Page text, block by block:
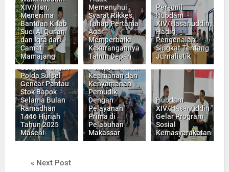
XIV/Hsn,
Menerima
Bantuan Kitab
Suci Al Qur'an
dan Iqra dari
Camat
Mamajang
Memenuhui
Syarat Rikkes
Tahap Pertama
Agar
Memperbaiki
Kekurangannya
Tahun Depan
Personil
Hubdam
XIV/Hasanuddin,
Hadiri
Pengenalan
Singkat Tentang
Jurnalistik
INILAH Giat
Polda Sulsel
Gencar Pantau
Stok Bapok
Selama Bulan
Ramadhan
1446 Hijriah
Tahun 2025
Masehi
Keamanan dan
Kenyamanan
Pemudik
Dengan
Pelayanan
Prima di
Pelabuhan
Makassar
Hubdam
XIV/Hasanuddin
Gelar Program
Sosial
Kemasyarakatan
« Next Post